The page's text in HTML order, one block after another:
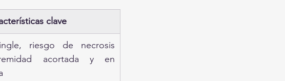
clave
riesgo de necrosis
acortada y en